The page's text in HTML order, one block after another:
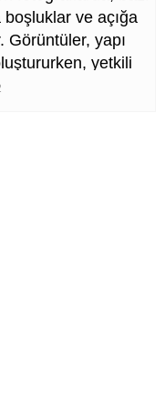
boşluklar ve açığa
Görüntüler, yapı
yetkili
çağrısı yapıldı.